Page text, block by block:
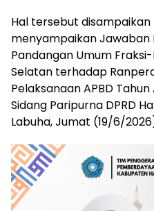
Hal tersebut disampaikan
menyampaikan
Pandangan Umum
Selatan terhadap
Pelaksanaan APBD
Sidang Paripurna DPRD
Labuha, Jumat (19/6/